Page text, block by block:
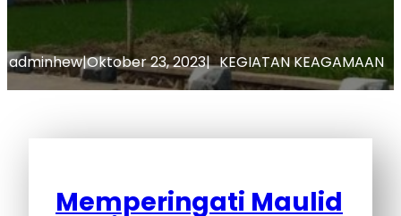
adminhew|Oktober 23, 2023| KEGIATAN KEAGAMAAN
Memperingati Maulid